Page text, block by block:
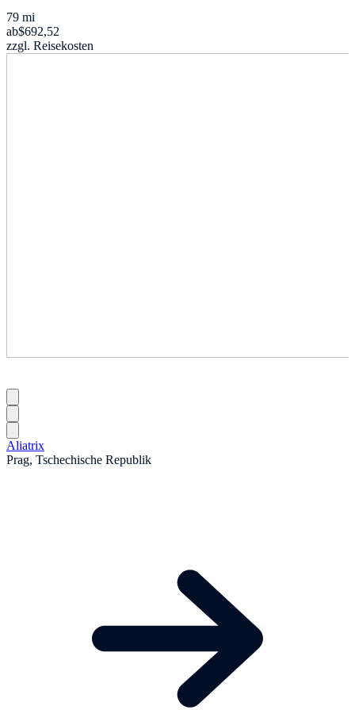
79 mi
ab$692,52
zzgl. Reisekosten
Aliatrix
Prag, Tschechische Republik